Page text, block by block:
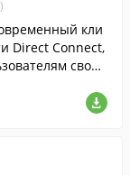
кли
Direct Connect,
свобо